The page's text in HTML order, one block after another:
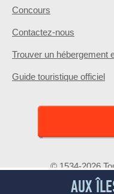
Concours
Contactez-nous
Trouver un hébergement
Guide touristique officiel
© 1534-2026
AUX